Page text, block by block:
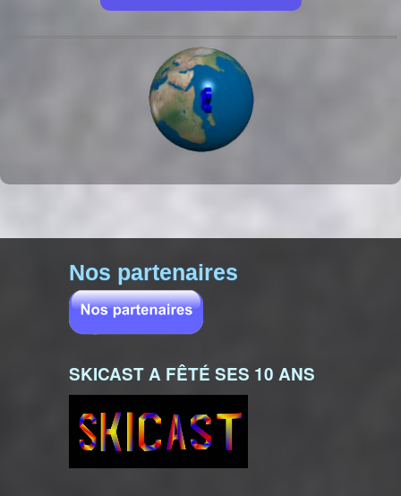
Nos partenaires
SKICAST A FÊTÉ SES 10 ANS